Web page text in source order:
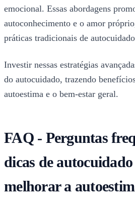
emocional. Essas abordagens
autoconhecimento e o amor
práticas tradicionais de
Investir nessas estratégias
do autocuidado, trazendo
autoestima e o bem-estar geral.
FAQ - Perguntas
dicas de
melhorar a